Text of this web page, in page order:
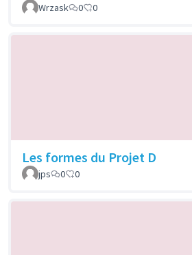
Wrzask 0 0
Les formes du Projet D
jps 0 0